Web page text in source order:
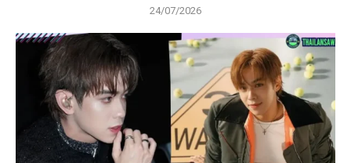
24/07/2026